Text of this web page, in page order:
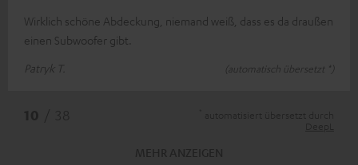
Wirklich schöne Abdeckung, niemand weiß, dass es da draußen
einen Subwoofer gibt.
Patryk T.
(automatisch übersetzt *)